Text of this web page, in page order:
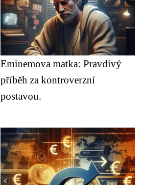
Eminemova matka: Pravdivý
příběh za kontroverzní
postavou.